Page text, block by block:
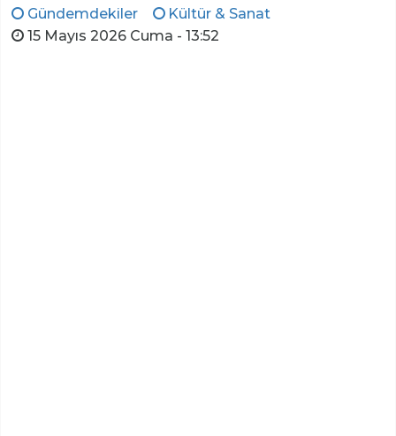
Gündemdekiler
Kültür & Sanat
15 Mayıs 2026 Cuma - 13:52